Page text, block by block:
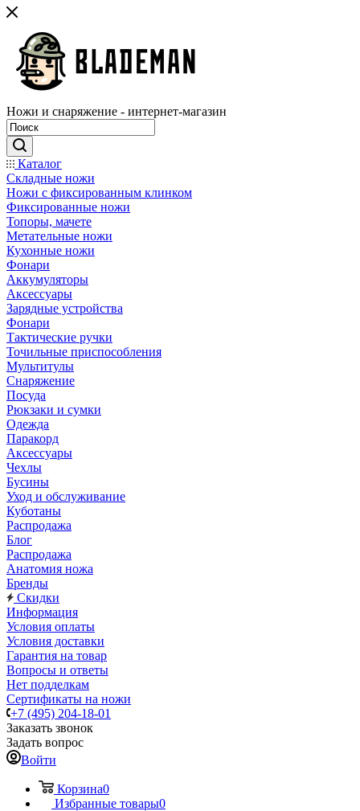
Ножи и снаряжение - интернет-магазин
Каталог
Складные ножи
Ножи с фиксированным клинком
Фиксированные ножи
Топоры, мачете
Метательные ножи
Кухонные ножи
Фонари
Аккумуляторы
Аксессуары
Зарядные устройства
Фонари
Тактические ручки
Точильные приспособления
Мультитулы
Снаряжение
Посуда
Рюкзаки и сумки
Одежда
Паракорд
Аксессуары
Чехлы
Бусины
Уход и обслуживание
Куботаны
Распродажа
Блог
Распродажа
Анатомия ножа
Бренды
Скидки
Информация
Условия оплаты
Условия доставки
Гарантия на товар
Вопросы и ответы
Нет подделкам
Сертификаты на ножи
+7 (495) 204-18-01
Заказать звонок
Задать вопрос
Войти
Корзина0
Избранные товары0